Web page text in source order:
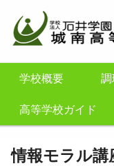
学校概要 調
高等学校ガイド
情報モラル講